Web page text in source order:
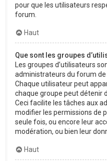
pour que les utilisateurs
forum.
Haut
Que sont les groupes
Les groupes d’utilisateurs
administrateurs du forum de
Chaque utilisateur peut
chaque groupe peut détenir
Ceci facilite les tâches aux
modifier les permissions de
seule fois, ou encore leur
modération, ou bien leur
Haut